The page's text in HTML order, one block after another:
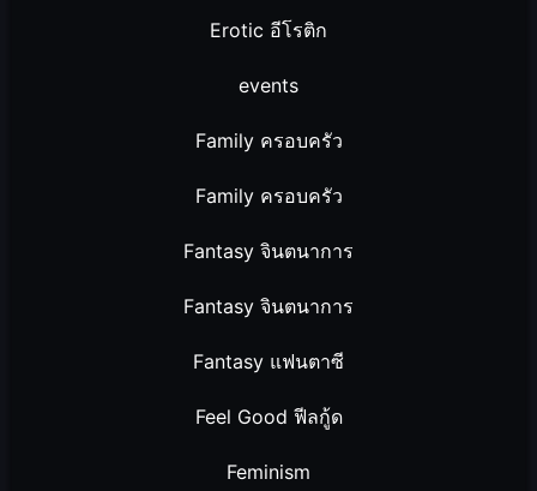
Erotic อีโรติก
events
Family ครอบครัว
Family ครอบครัว
Fantasy จินตนาการ
Fantasy จินตนาการ
Fantasy แฟนตาซี
Feel Good ฟีลกู้ด
Feminism